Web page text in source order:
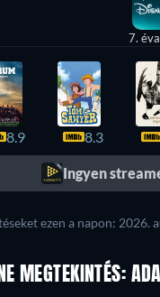
7.
8.9 8.3
Ingyen
ezen a napon: 2026.
MEGTEKINTÉS: